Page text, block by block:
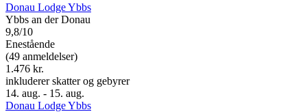
Donau Lodge Ybbs
Ybbs an der Donau
9,8/10
Enestående
(49 anmeldelser)
1.476 kr.
inkluderer skatter og gebyrer
14. aug. - 15. aug.
Donau Lodge Ybbs